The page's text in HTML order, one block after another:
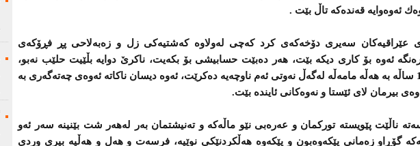
ئه‌وه‌وایه‌ قه‌نده‌كه‌ تاڵ بێت .
عێراقیه‌كان سه‌یری‌ دۆخه‌كه‌ی‌ كرد كه‌چی‌ له‌ولاوه‌ كه‌شتیه‌كی‌ زل و زه‌به‌لاحی‌ پڕ فڕۆكه‌ی‌
ئه‌وه‌ بۆ كاری‌ دیكه‌ بێت، هه‌ر ده‌بێت حسابیشی‌ بۆ بكه‌یت، ناكرێ‌ دوایه‌ بڵێیت حلێب نه‌بو،
لاموایه‌ نزیكه‌ی‌ 100 ساڵه‌ به‌ هه‌ڵه‌ مامه‌ڵه‌ له‌گه‌ڵ نه‌وتی‌ ئه‌م ناوچه‌یه‌ ده‌كرێت، ئه‌وه‌ دیسان ناكاته‌ ئه‌وه‌ی‌ چه‌ته‌گه‌ری‌ به‌
بیرمان لای‌ ئێستا و نه‌وه‌كانی‌ ئاینده‌ بێت.
ناڵێت پێویسته‌ توركمان و عه‌ره‌بی‌ نێو ماڵه‌كه‌ و ته‌نیشتمان به‌ر له‌هه‌ر شت بێنینه‌ سه‌ر ئه‌و
گۆڕاو زه‌مانی‌ پێكه‌وه‌بون و پێكه‌وه‌ هه‌ڵكردنێكی‌ نوێیه‌، فرسه‌ت و هه‌ل و هه‌ڵپه‌ بیری‌ وردی‌